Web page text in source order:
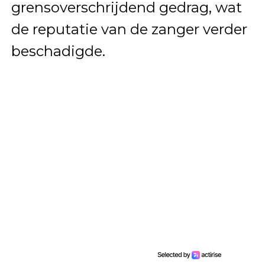
grensoverschrijdend gedrag, wat
de reputatie van de zanger verder
beschadigde.